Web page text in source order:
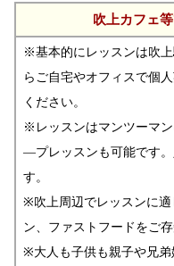
吹上カフェ
※基本的にレッスンは吹
らご自宅やオフィスで個
ください。
※レッスンはマンツーマ
―プレッスンも可能です
す。
※吹上周辺でレッスンに適
ン、ファストフードをご
※大人も子供も親子や兄弟